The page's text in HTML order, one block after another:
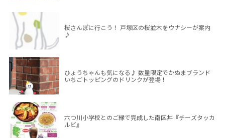
桜さんぽに行こう！ 戸塚区の桜並木をウナシーが案内
♪
ひょうちゃんも気になる♪ 数量限定でかぬまブランド
いちごトッピングのドリンクが登場！
六つ川小学校とのご縁で完成した南区丼『チーズタッカ
ルビ』